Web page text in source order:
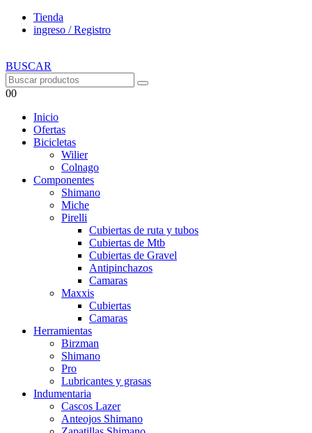
Tienda
ingreso / Registro
BUSCAR
00
Inicio
Ofertas
Bicicletas
Wilier
Colnago
Componentes
Shimano
Miche
Pirelli
Cubiertas de ruta y tubos
Cubiertas de Mtb
Cubiertas de Gravel
Antipinchazos
Camaras
Maxxis
Cubiertas
Camaras
Herramientas
Birzman
Shimano
Pro
Lubricantes y grasas
Indumentaria
Cascos Lazer
Anteojos Shimano